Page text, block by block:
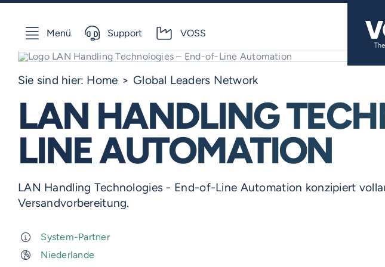
content
Menü Support VOSS
Sie sind hier: Home Global Leaders Network
LAN HANDLING
LINE AUTOMATION
LAN Handling Technologies - End-of-Line Automation konzipiert
Versandvorbereitung.
System-Partner
Niederlande